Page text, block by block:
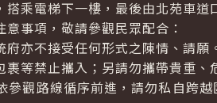
乘電梯下一樓，最後由北苑車道
事項，敬請參觀民眾配合：
亦不接受任何形式之陳情、請願
等禁止攜入；另請勿攜帶貴重、
觀路線循序前進，請勿私自跨越